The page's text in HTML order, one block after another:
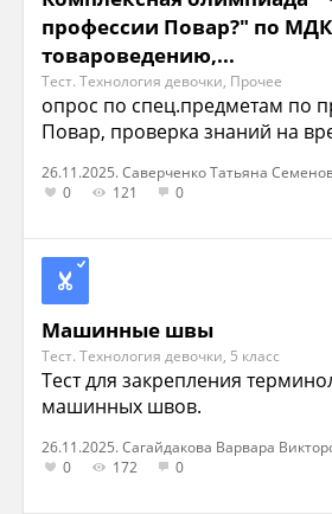
профессии Повар?" по
товароведению,...
Тест. Технология девочки, Прочее
опрос по спец.предметам по
Повар, проверка знаний на
26.11.2025. Саверченко Татьяна
0
121 0
Машинные швы
Тест. Технология девочки, 5 класс
Тест для закрепления
машинных швов.
26.11.2025. Сагайдакова Варвара
0
172 0